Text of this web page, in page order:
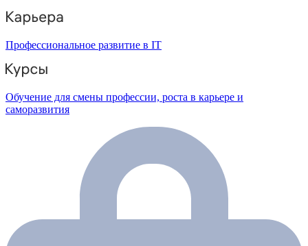
Профессиональное развитие в IT
Обучение для смены профессии, роста в карьере и
саморазвития